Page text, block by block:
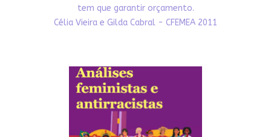
tem que garantir orçamento.
Célia Vieira e Gilda Cabral - CFEMEA 2011